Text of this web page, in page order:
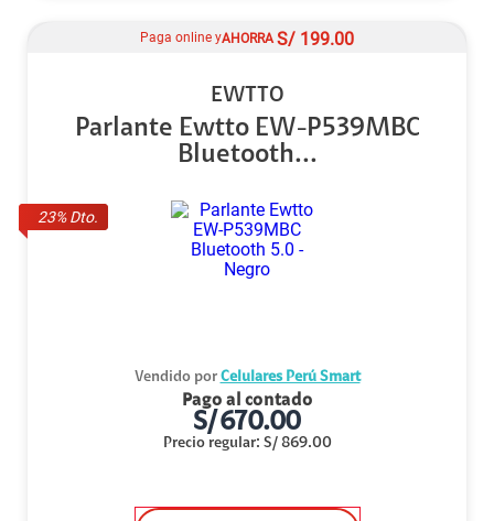
23% Dto.
Paga online yAHORRA S/ 199.00
EWTTO
Parlante Ewtto EW-P539MBC
Bluetooth...
Vendido por Celulares Perú Smart
Pago al contado
S/670.00
Precio regular: S/ 869.00